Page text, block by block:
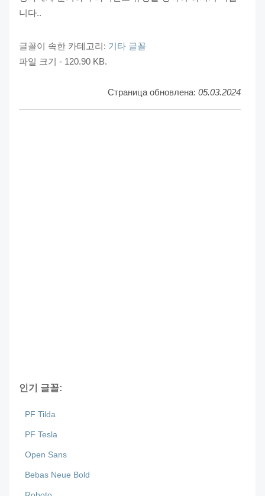
니다..
글꼴이 속한 카테고리: 기타 글꼴
파일 크기 - 120.90 KB.
Страница обновлена: 05.03.2024
인기 글꼴:
PF Tilda
PF Tesla
Open Sans
Bebas Neue Bold